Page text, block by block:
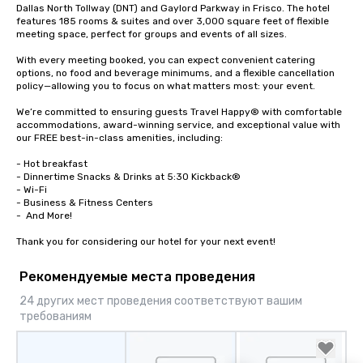
Dallas North Tollway (DNT) and Gaylord Parkway in Frisco. The hotel
features 185 rooms & suites and over 3,000 square feet of flexible
meeting space, perfect for groups and events of all sizes.
With every meeting booked, you can expect convenient catering
options, no food and beverage minimums, and a flexible cancellation
policy—allowing you to focus on what matters most: your event.
We’re committed to ensuring guests Travel Happy® with comfortable
accommodations, award-winning service, and exceptional value with
our FREE best-in-class amenities, including:
- Hot breakfast
- Dinnertime Snacks & Drinks at 5:30 Kickback®
- Wi-Fi
- Business & Fitness Centers
-  And More!
Thank you for considering our hotel for your next event!
Рекомендуемые места проведения
24 других мест проведения соответствуют вашим
требованиям